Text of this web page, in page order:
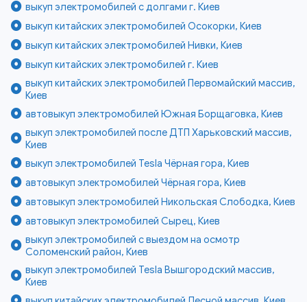
выкуп электромобилей с долгами г. Киев
выкуп китайских электромобилей Осокорки, Киев
выкуп китайских электромобилей Нивки, Киев
выкуп китайских электромобилей г. Киев
выкуп китайских электромобилей Первомайский массив,
Киев
автовыкуп электромобилей Южная Борщаговка, Киев
выкуп электромобилей после ДТП Харьковский массив,
Киев
выкуп электромобилей Tesla Чёрная гора, Киев
автовыкуп электромобилей Чёрная гора, Киев
автовыкуп электромобилей Никольская Слободка, Киев
автовыкуп электромобилей Сырец, Киев
выкуп электромобилей с выездом на осмотр
Соломенский район, Киев
выкуп электромобилей Tesla Вышгородский массив,
Киев